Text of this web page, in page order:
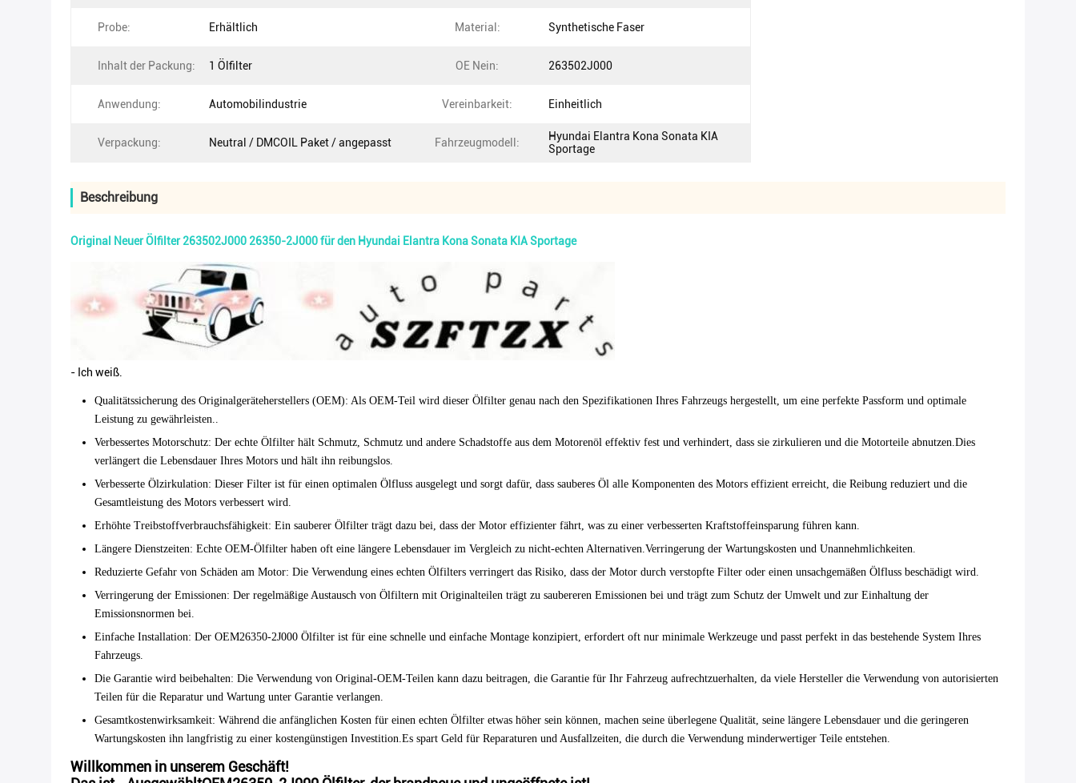
Probe: Erhältlich Material: Synthetische Faser
Inhalt der Packung: 1 Ölfilter OE Nein: 263502J000
Anwendung: Automobilindustrie Vereinbarkeit: Einheitlich
Verpackung: Neutral / DMCOIL Paket / angepasst Fahrzeugmodell:
Hyundai Elantra Kona Sonata KIA
Sportage
Beschreibung
Original Neuer Ölfilter 263502J000 26350-2J000 für den Hyundai Elantra Kona Sonata KIA Sportage
- Ich weiß.
Qualitätssicherung des Originalgeräteherstellers (OEM): Als OEM-Teil wird dieser Ölfilter genau nach den Spezifikationen Ihres Fahrzeugs hergestellt, um eine perfekte Passform und optimale
Leistung zu gewährleisten..
Verbessertes Motorschutz: Der echte Ölfilter hält Schmutz, Schmutz und andere Schadstoffe aus dem Motorenöl effektiv fest und verhindert, dass sie zirkulieren und die Motorteile abnutzen.Dies
verlängert die Lebensdauer Ihres Motors und hält ihn reibungslos.
Verbesserte Ölzirkulation: Dieser Filter ist für einen optimalen Ölfluss ausgelegt und sorgt dafür, dass sauberes Öl alle Komponenten des Motors effizient erreicht, die Reibung reduziert und die
Gesamtleistung des Motors verbessert wird.
Erhöhte Treibstoffverbrauchsfähigkeit: Ein sauberer Ölfilter trägt dazu bei, dass der Motor effizienter fährt, was zu einer verbesserten Kraftstoffeinsparung führen kann.
Längere Dienstzeiten: Echte OEM-Ölfilter haben oft eine längere Lebensdauer im Vergleich zu nicht-echten Alternativen.Verringerung der Wartungskosten und Unannehmlichkeiten.
Reduzierte Gefahr von Schäden am Motor: Die Verwendung eines echten Ölfilters verringert das Risiko, dass der Motor durch verstopfte Filter oder einen unsachgemäßen Ölfluss beschädigt wird.
Verringerung der Emissionen: Der regelmäßige Austausch von Ölfiltern mit Originalteilen trägt zu saubereren Emissionen bei und trägt zum Schutz der Umwelt und zur Einhaltung der
Emissionsnormen bei.
Einfache Installation: Der OEM26350-2J000 Ölfilter ist für eine schnelle und einfache Montage konzipiert, erfordert oft nur minimale Werkzeuge und passt perfekt in das bestehende System Ihres
Fahrzeugs.
Die Garantie wird beibehalten: Die Verwendung von Original-OEM-Teilen kann dazu beitragen, die Garantie für Ihr Fahrzeug aufrechtzuerhalten, da viele Hersteller die Verwendung von autorisierten
Teilen für die Reparatur und Wartung unter Garantie verlangen.
Gesamtkostenwirksamkeit: Während die anfänglichen Kosten für einen echten Ölfilter etwas höher sein können, machen seine überlegene Qualität, seine längere Lebensdauer und die geringeren
Wartungskosten ihn langfristig zu einer kostengünstigen Investition.Es spart Geld für Reparaturen und Ausfallzeiten, die durch die Verwendung minderwertiger Teile entstehen.
Willkommen in unserem Geschäft!